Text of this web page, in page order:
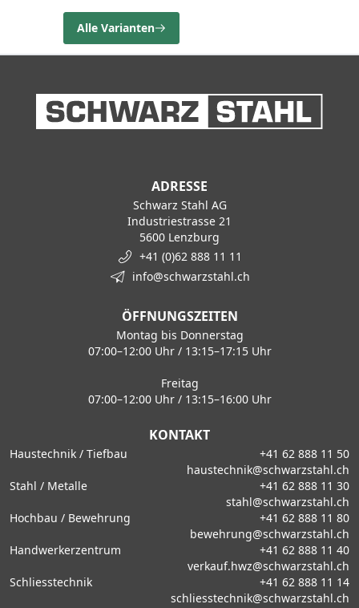
Alle Varianten
ADRESSE
Schwarz Stahl AG
Industriestrasse 21
5600 Lenzburg
+41 (0)62 888 11 11
info@schwarzstahl.ch
ÖFFNUNGSZEITEN
Montag bis Donnerstag
07:00–12:00 Uhr / 13:15–17:15 Uhr
Freitag
07:00–12:00 Uhr / 13:15–16:00 Uhr
KONTAKT
Haustechnik / Tiefbau
+41 62 888 11 50
haustechnik@schwarzstahl.ch
Stahl / Metalle
+41 62 888 11 30
stahl@schwarzstahl.ch
Hochbau / Bewehrung
+41 62 888 11 80
bewehrung@schwarzstahl.ch
Handwerkerzentrum
+41 62 888 11 40
verkauf.hwz@schwarzstahl.ch
Schliesstechnik
+41 62 888 11 14
schliesstechnik@schwarzstahl.ch